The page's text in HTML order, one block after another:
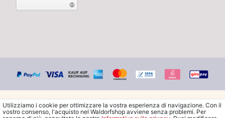
Utilizziamo i cookie per ottimizzare la vostra esperienza di navigazione. Con il
vostro consenso, l'acquisto nel Waldorfshop avviene senza problemi. Per